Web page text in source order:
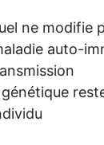
ne modifie
auto-
génétique